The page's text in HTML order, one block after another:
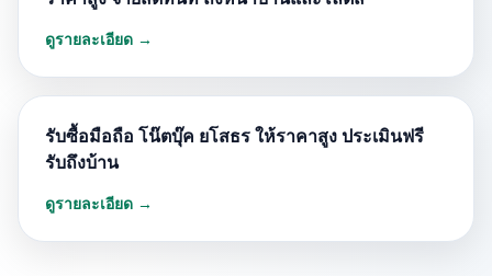
ดูรายละเอียด →
รับซื้อมือถือ โน๊ตบุ๊ค ยโสธร ให้ราคาสูง ประเมินฟรี
รับถึงบ้าน
ดูรายละเอียด →